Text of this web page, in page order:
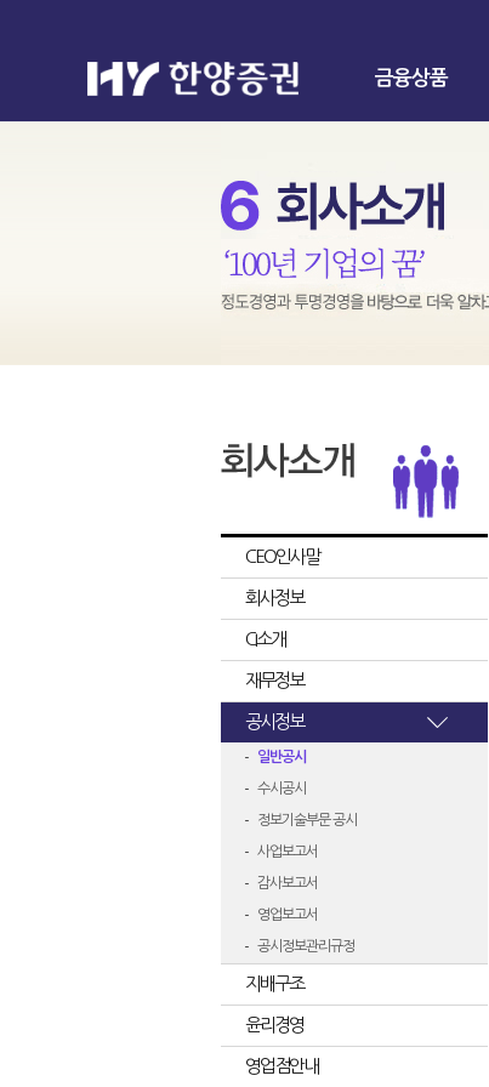
금융상품
CEO인사말
회사정보
CI소개
재무정보
공시정보
일반공시
수시공시
정보기술부문 공시
사업보고서
감사보고서
영업보고서
공시정보관리규정
지배구조
윤리경영
영업점안내